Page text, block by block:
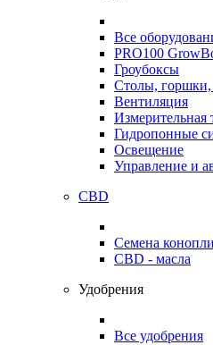
Все
PRO100
Гроубоксы
Столы,
Вентиляция
Измерительная
Гидропонные
Освещение
Управление и
CBD
Семена
CBD - масла
Удобрения
Все удобрения